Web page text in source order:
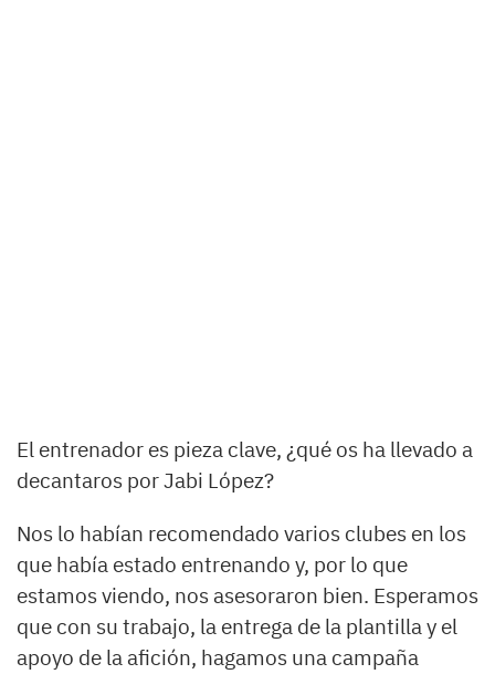
El entrenador es pieza clave, ¿qué os ha llevado a
decantaros por Jabi López?
Nos lo habían recomendado varios clubes en los
que había estado entrenando y, por lo que
estamos viendo, nos asesoraron bien. Esperamos
que con su trabajo, la entrega de la plantilla y el
apoyo de la afición, hagamos una campaña